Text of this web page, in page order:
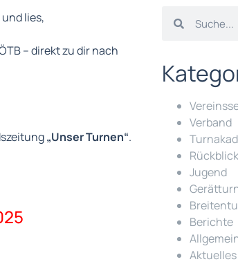
lies,
– direkt zu dir nach
„Unser Turnen“.
Verband
Rückblick
Jugend
Berichte
Aktuelles